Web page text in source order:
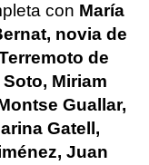
con María
novia de
de
Miriam
Guallar,
Gatell,
Juan